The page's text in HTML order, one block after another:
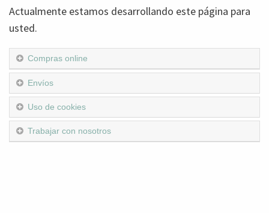
Actualmente estamos desarrollando este página para
usted.
Compras online
Envíos
Uso de cookies
Trabajar con nosotros